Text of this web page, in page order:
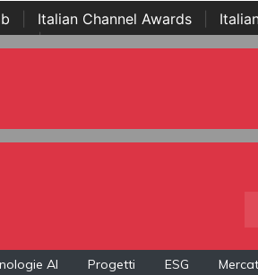
Italian Channel Awards
| ...
AI Progetti ESG